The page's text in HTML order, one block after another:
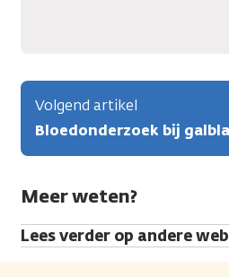
Volgend artikel
Bloedonderzoek bij
Meer weten?
Lees verder op andere